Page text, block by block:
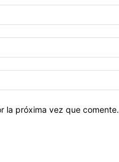
la próxima vez que comente.